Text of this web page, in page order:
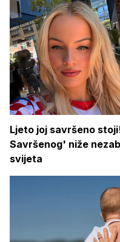
Ljeto joj savršeno
Savršenog' niže
svijeta